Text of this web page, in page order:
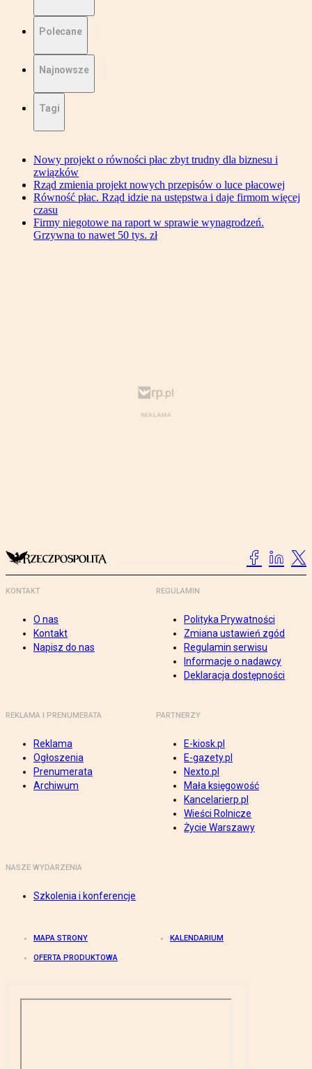
Polecane
Najnowsze
Tagi
Nowy projekt o równości płac zbyt trudny dla biznesu i
związków
Rząd zmienia projekt nowych przepisów o luce płacowej
Równość płac. Rząd idzie na ustępstwa i daje firmom więcej
czasu
Firmy niegotowe na raport w sprawie wynagrodzeń.
Grzywna to nawet 50 tys. zł
KONTAKT
O nas
Kontakt
Napisz do nas
REGULAMIN
Polityka Prywatności
Zmiana ustawień zgód
Regulamin serwisu
Informacje o nadawcy
Deklaracja dostępności
REKLAMA I PRENUMERATA
Reklama
Ogłoszenia
Prenumerata
Archiwum
PARTNERZY
E-kiosk.pl
E-gazety.pl
Nexto.pl
Mała księgowość
Kancelarierp.pl
Wieści Rolnicze
Życie Warszawy
NASZE WYDARZENIA
Szkolenia i konferencje
MAPA STRONY KALENDARIUM
OFERTA PRODUKTOWA